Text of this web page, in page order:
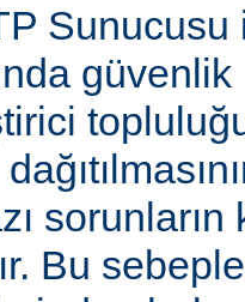
Sunucusu
Bu